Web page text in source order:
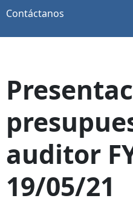
Contáctanos
auditor
19/05/21